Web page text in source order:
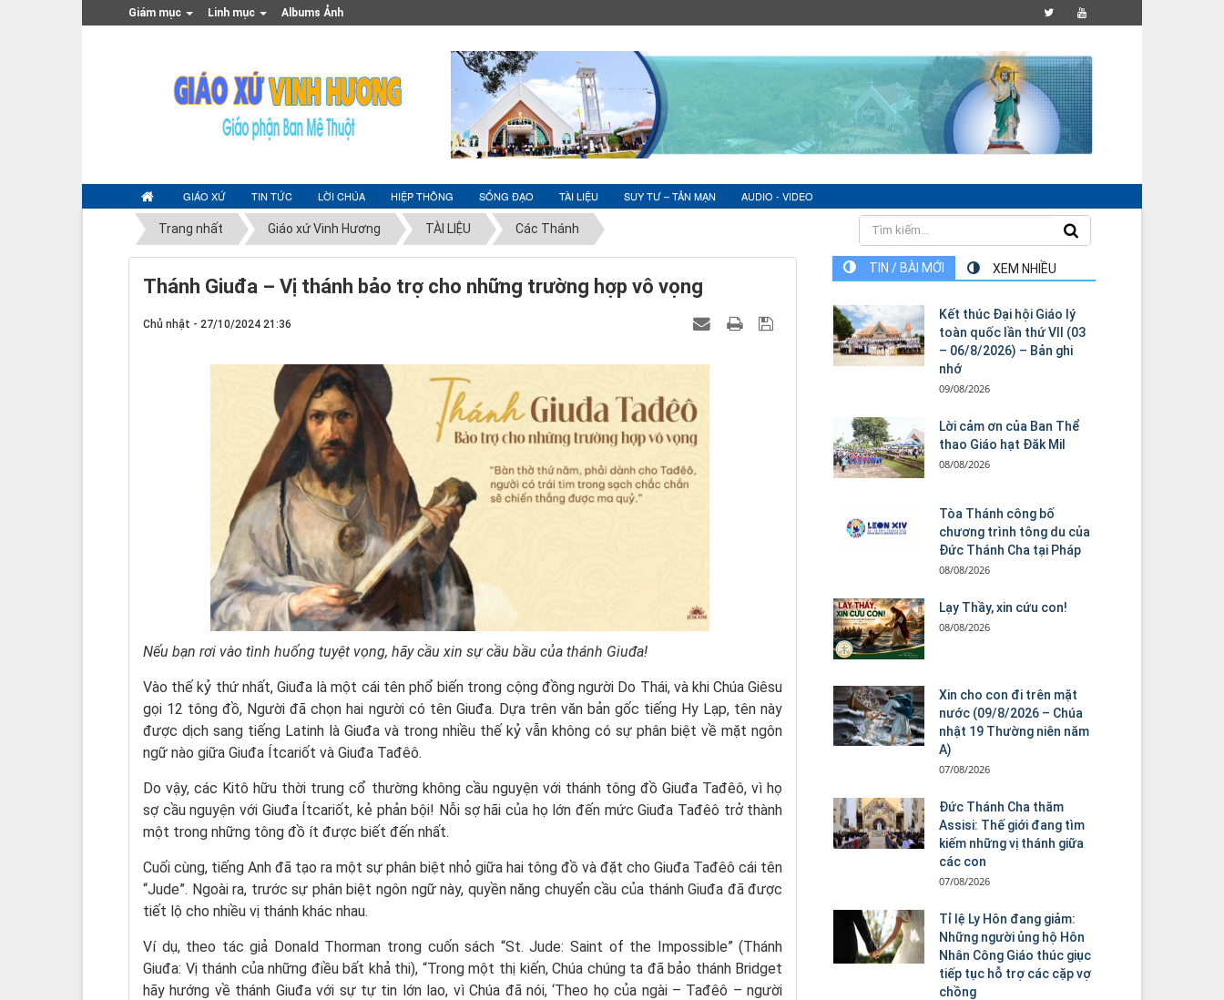
Giám mục Linh mục Albums Ảnh
GIÁO XỨ TIN TỨC LỜI CHÚA HIỆP THÔNG SỐNG ĐẠO TÀI LIỆU SUY TƯ – TẢN MẠN AUDIO - VIDEO
Trang nhất Giáo xứ Vinh Hương TÀI LIỆU Các Thánh
Thánh Giuđa – Vị thánh bảo trợ cho những trường hợp vô vọng
Chủ nhật - 27/10/2024 21:36
Nếu bạn rơi vào tình huống tuyệt vọng, hãy cầu xin sự cầu bầu của thánh Giuđa!
Vào thế kỷ thứ nhất, Giuđa là một cái tên phổ biến trong cộng đồng người Do Thái, và khi Chúa Giêsu
gọi 12 tông đồ, Người đã chọn hai người có tên Giuđa. ​​Dựa trên văn bản gốc tiếng Hy Lạp, tên này
được dịch sang tiếng Latinh là Giuđa và trong nhiều thế kỷ vẫn không có sự phân biệt về mặt ngôn
ngữ nào giữa Giuđa Ítcariốt và Giuđa Tađêô.
Do vậy, các Kitô hữu thời trung cổ thường không cầu nguyện với thánh tông đồ Giuđa Tađêô, vì họ
sợ cầu nguyện với Giuđa Ítcariốt, kẻ phản bội! Nỗi sợ hãi của họ lớn đến mức Giuđa Tađêô trở thành
một trong những tông đồ ít được biết đến nhất.
Cuối cùng, tiếng Anh đã tạo ra một sự phân biệt nhỏ giữa hai tông đồ và đặt cho Giuđa Tađêô cái tên
“Jude”. Ngoài ra, trước sự phân biệt ngôn ngữ này, quyền năng chuyển cầu của thánh Giuđa đã được
tiết lộ cho nhiều vị thánh khác nhau.
Ví dụ, theo tác giả Donald Thorman trong cuốn sách “St. Jude: Saint of the Impossible” (Thánh
Giuđa: Vị thánh của những điều bất khả thi), “Trong một thị kiến, Chúa chúng ta đã bảo thánh Bridget
hãy hướng về thánh Giuđa với sự tự tin lớn lao, vì Chúa đã nói, ‘Theo họ của ngài – Tađêô – người
TIN / BÀI MỚI XEM NHIỀU
Kết thúc Đại hội Giáo lý
toàn quốc lần thứ VII (03
– 06/8/2026) – Bản ghi
nhớ
09/08/2026
Lời cảm ơn của Ban Thể
thao Giáo hạt Đăk Mil
08/08/2026
Tòa Thánh công bố
chương trình tông du của
Đức Thánh Cha tại Pháp
08/08/2026
Lạy Thầy, xin cứu con!
08/08/2026
Xin cho con đi trên mặt
nước (09/8/2026 – Chúa
nhật 19 Thường niên năm
A)
07/08/2026
Đức Thánh Cha thăm
Assisi: Thế giới đang tìm
kiếm những vị thánh giữa
các con
07/08/2026
Tỉ lệ Ly Hôn đang giảm:
Những người ủng hộ Hôn
Nhân Công Giáo thúc giục
tiếp tục hỗ trợ các cặp vợ
chồng